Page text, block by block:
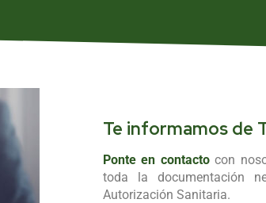
Te informamos de
Ponte en contactocon
toda la documentación
Autorización Sanitaria.